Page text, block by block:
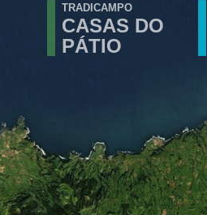
TRADICAMPO
CASAS DO
PÁTIO